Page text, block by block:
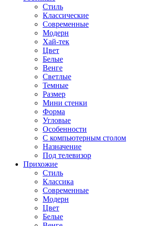
Стиль
Классические
Современные
Модерн
Хай-тек
Цвет
Белые
Венге
Светлые
Темные
Размер
Мини стенки
Форма
Угловые
Особенности
С компьютерным столом
Назначение
Под телевизор
Прихожие
Стиль
Классика
Современные
Модерн
Цвет
Белые